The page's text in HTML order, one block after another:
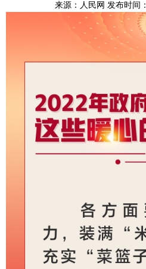
来源：人民网 发布时间：